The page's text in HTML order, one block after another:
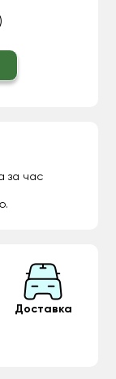
за час
Доставка